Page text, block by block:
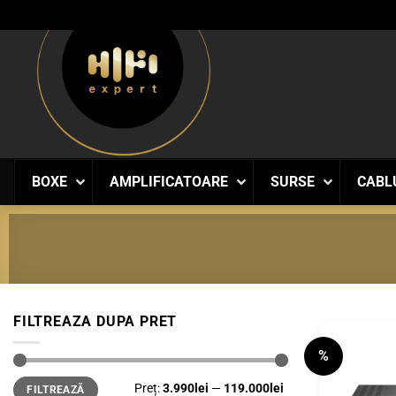
to
content
BOXE AMPLIFICATOARE SURSE
FILTREAZA DUPA PRET
Preț
minim
Preț
maximFILTREAZĂ Preț:3.990lei — 119.000lei
%